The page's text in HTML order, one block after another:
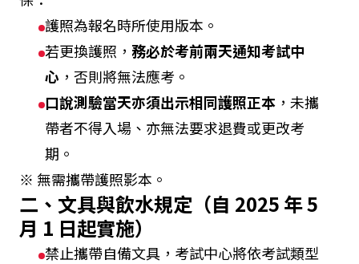
護照為報名時所使用版本。
若更換護照， 務必於考前兩天通知考試中
心 ，否則將無法應考。
口說測驗當天亦須出示相同護照正本 ，未攜
帶者不得入場、亦無法要求退費或更改考
期。
※ 無需攜帶護照影本。
二、文具與飲水規定（自 2025 年 5
月 1 日起實施）
禁止攜帶自備文具，考試中心將依考試類型